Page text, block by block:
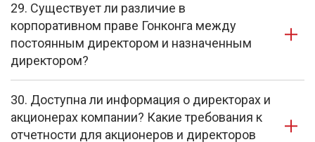
29. Существует ли различие в
корпоративном праве Гонконга между
постоянным директором и назначенным
директором?
30. Доступна ли информация о директорах и
акционерах компании? Какие требования к
отчетности для акционеров и директоров